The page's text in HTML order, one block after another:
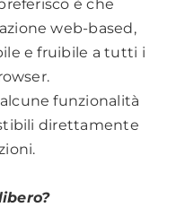
è che
web-based,
e fruibile a tutti i
funzionalità
direttamente